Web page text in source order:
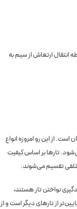
ارتعاش از سیم به
از این رو امروزه انواع
تارها بر اساس کیفیت
تقسیم می‌شوند.
نواختن تار هستند،
از تارهای دیگر است و از